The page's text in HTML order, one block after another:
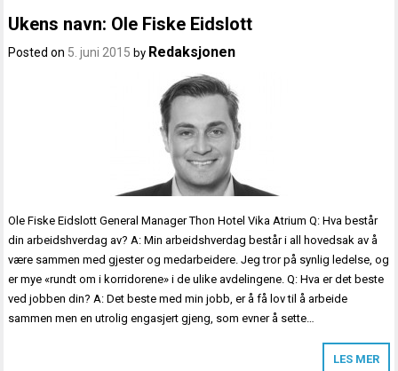
Ukens navn: Ole Fiske Eidslott
Posted on 5. juni 2015 by Redaksjonen
Ole Fiske Eidslott General Manager Thon Hotel Vika Atrium Q: Hva består
din arbeidshverdag av? A: Min arbeidshverdag består i all hovedsak av å
være sammen med gjester og medarbeidere. Jeg tror på synlig ledelse, og
er mye «rundt om i korridorene» i de ulike avdelingene. Q: Hva er det beste
ved jobben din? A: Det beste med min jobb, er å få lov til å arbeide
sammen men en utrolig engasjert gjeng, som evner å sette…
LES MER